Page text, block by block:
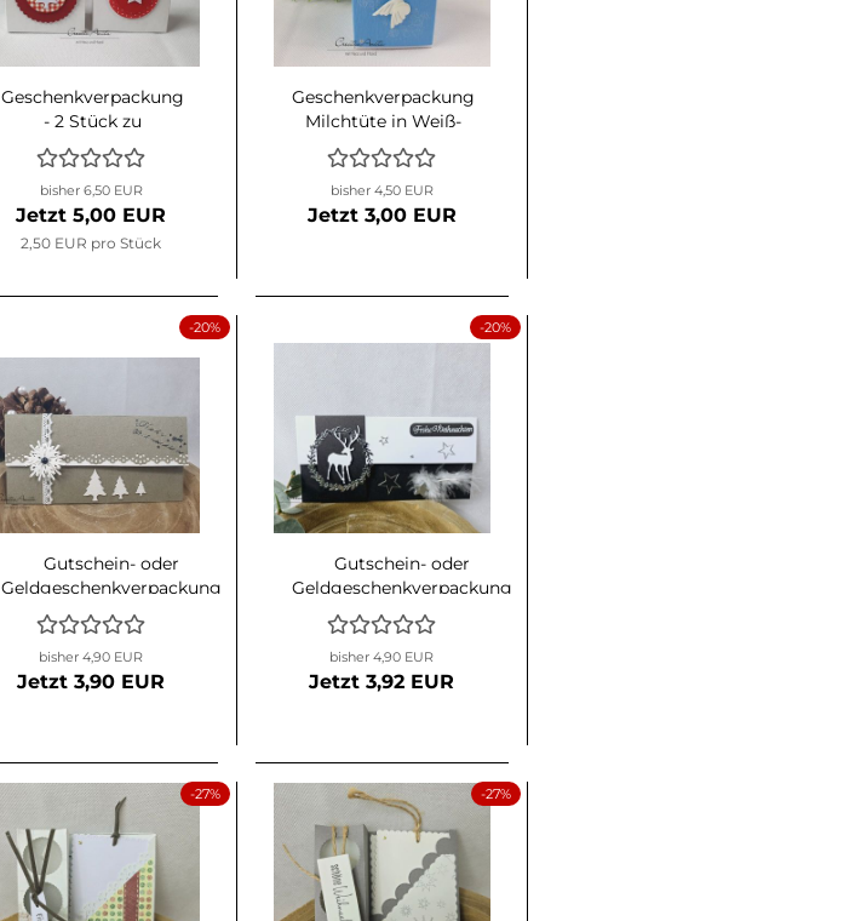
Geschenkverpackung
- 2 Stück zu
Weihnachten mit
Stern und
Christbaum - Rot-
Weiß
bisher 6,50 EUR
Jetzt 5,00 EUR
2,50 EUR pro Stück
Geschenkverpackung
Milchtüte in Weiß-
Hellblau mit
Engelsflügel
bisher 4,50 EUR
Jetzt 3,00 EUR
-20%
Gutschein- oder
Geldgeschenkverpackung
Grün-Weiß mit
Christbäumen aus
Kraftpapier
bisher 4,90 EUR
Jetzt 3,90 EUR
-20%
Gutschein- oder
Geldgeschenkverpackung
zu Weihnachten mit
Hirsch und Blätterkranz
in Silber
bisher 4,90 EUR
Jetzt 3,92 EUR
-27% -27%